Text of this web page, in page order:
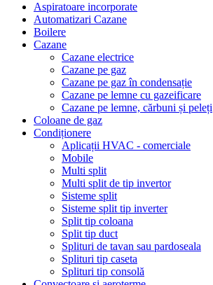
Aspiratoare incorporate
Automatizari Cazane
Boilere
Cazane
Cazane electrice
Cazane pe gaz
Cazane pe gaz în condensație
Cazane pe lemne cu gazeificare
Cazane pe lemne, cărbuni și peleți
Coloane de gaz
Condiționere
Aplicații HVAC - comerciale
Mobile
Multi split
Multi split de tip invertor
Sisteme split
Sisteme split tip inverter
Split tip coloana
Split tip duct
Splituri de tavan sau pardoseala
Splituri tip caseta
Splituri tip consolă